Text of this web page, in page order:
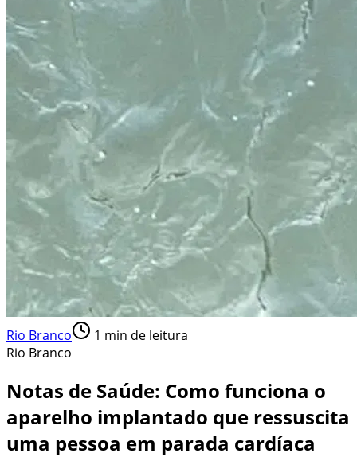
Rio Branco 1 min de leitura
Rio Branco
Notas de Saúde: Como funciona o
aparelho implantado que ressuscita
uma pessoa em parada cardíaca